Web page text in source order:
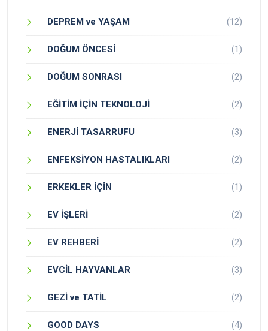
DEPREM ve YAŞAM (12)
DOĞUM ÖNCESİ (1)
DOĞUM SONRASI (2)
EĞİTİM İÇİN TEKNOLOJİ (2)
ENERJİ TASARRUFU (3)
ENFEKSİYON HASTALIKLARI (2)
ERKEKLER İÇİN (1)
EV İŞLERİ (2)
EV REHBERİ (2)
EVCİL HAYVANLAR (3)
GEZİ ve TATİL (2)
GOOD DAYS (4)